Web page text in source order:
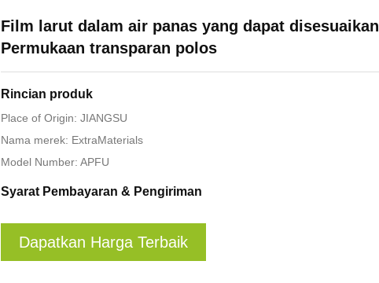
Film larut dalam air panas yang dapat disesuaikan
Permukaan transparan polos
Rincian produk
Place of Origin: JIANGSU
Nama merek: ExtraMaterials
Model Number: APFU
Syarat Pembayaran & Pengiriman
Dapatkan Harga Terbaik